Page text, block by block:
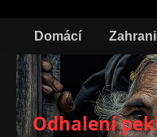
Domácí
Odhalení